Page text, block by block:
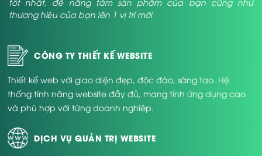
thương hiệu của bạn lên 1 vị trí mới
CÔNG TY THIẾT KẾ WEBSITE
Thiết kế web với giao diện đẹp, độc đáo, sáng tạo. Hệ
thống tính năng website đầy đủ, mang tính ứng dụng cao
và phù hợp với từng doanh nghiệp.
DỊCH VỤ QUẢN TRỊ WEBSITE